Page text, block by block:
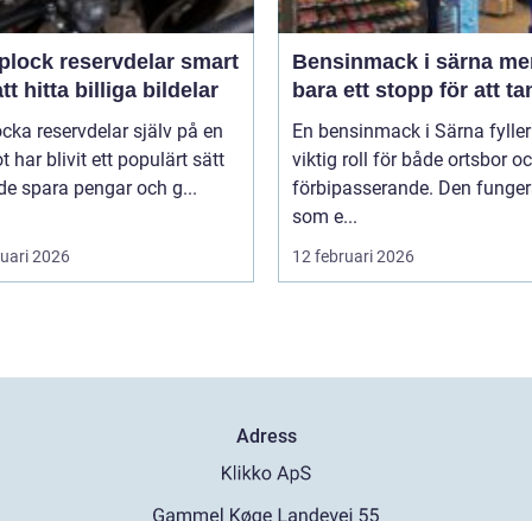
reservdelar smart
hitta billiga bildelar
reservdelar själv på en
har blivit ett populärt sätt
spara pengar och g...
2026
Bensinmack i särna mer än
bara ett stopp för att
En bensinmack i Särna
viktig roll för både ortsbor
förbipasserande. Den
som e...
12 februari 2026
Adress